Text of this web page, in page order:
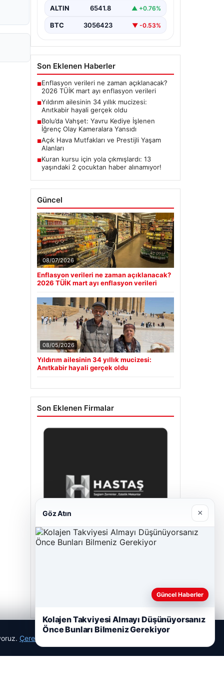
ALTIN 6541.8 ▲ +0.76%
BTC 3056423 ▼ -0.53%
Son Eklenen Haberler
■Enflasyon verileri ne zaman açıklanacak?
2026 TÜİK mart ayı enflasyon verileri
■Yıldırım ailesinin 34 yıllık mucizesi:
Anıtkabir hayali gerçek oldu
■Bolu’da Vahşet: Yavru Kediye İşlenen
İğrenç Olay Kameralara Yansıdı
■Açık Hava Mutfakları ve Prestijli Yaşam
Alanları
■Kuran kursu için yola çıkmışlardı: 13
yaşındaki 2 çocuktan haber alınamıyor!
Güncel
08/07/2026
Enflasyon verileri ne zaman açıklanacak?
2026 TÜİK mart ayı enflasyon verileri
08/05/2026
Yıldırım ailesinin 34 yıllık mucizesi:
Anıtkabir hayali gerçek oldu
Son Eklenen Firmalar
Çerez Politikamız
Göz Atın ×
Güncel Haberler
Kolajen Takviyesi Almayı Düşünüyorsanız
Önce Bunları Bilmeniz Gerekiyor